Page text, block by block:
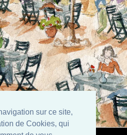
sur ce site,
de Cookies, qui